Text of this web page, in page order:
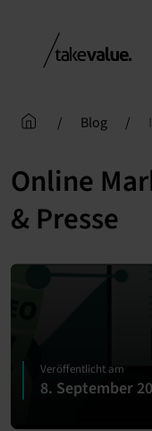
content
/ Blog /
Online
& Presse
Veröffentlicht am
8. September